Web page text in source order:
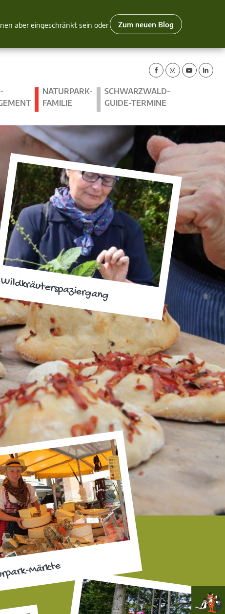
aber eingeschränkt sein oder
Zum neuen Blog
NATURPARK-
FAMILIE
SCHWARZWALD-
GUIDE-TERMINE
Wildkräuterspaziergang
Märkte